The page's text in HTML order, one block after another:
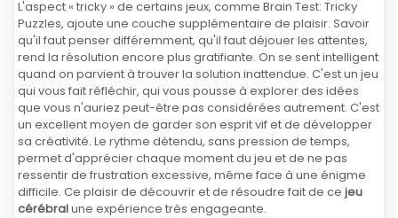
L'aspect « tricky » de certains jeux, comme Brain Test: Tricky
Puzzles, ajoute une couche supplémentaire de plaisir. Savoir
qu'il faut penser différemment, qu'il faut déjouer les attentes,
rend la résolution encore plus gratifiante. On se sent intelligent
quand on parvient à trouver la solution inattendue. C'est un jeu
qui vous fait réfléchir, qui vous pousse à explorer des idées
que vous n'auriez peut-être pas considérées autrement. C'est
un excellent moyen de garder son esprit vif et de développer
sa créativité. Le rythme détendu, sans pression de temps,
permet d'apprécier chaque moment du jeu et de ne pas
ressentir de frustration excessive, même face à une énigme
difficile. Ce plaisir de découvrir et de résoudre fait de ce jeu
cérébralune expérience très engageante.